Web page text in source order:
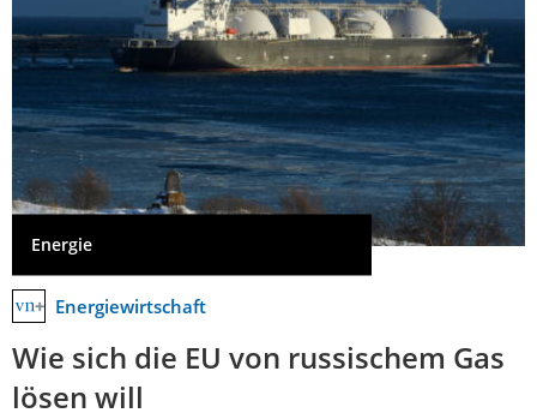
Energie
Energiewirtschaft
Wie sich die EU von russischem Gas
lösen will